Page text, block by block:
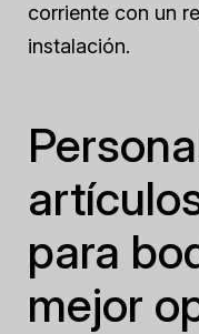
corriente con un
instalación.
para
mejor